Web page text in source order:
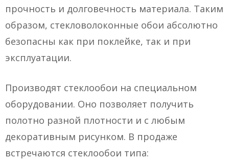
прочность и долговечность материала. Таким
образом, стекловолоконные обои абсолютно
безопасны как при поклейке, так и при
эксплуатации.
Производят стеклообои на специальном
оборудовании. Оно позволяет получить
полотно разной плотности и с любым
декоративным рисунком. В продаже
встречаются стеклообои типа: